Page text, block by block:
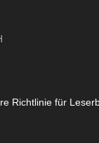
Richtlinie für